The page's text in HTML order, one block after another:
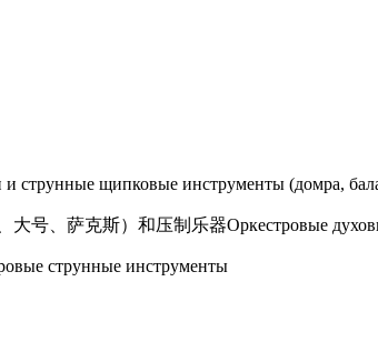
струнные щипковые инструменты (домра,
号、萨克斯）和压制乐器Оркестровые
струнные инструменты